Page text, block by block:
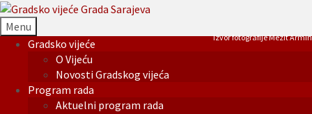
Menu
Gradsko vijeće
O Vijeću
Novosti Gradskog vijeća
Program rada
Aktuelni program rada
Izvor fotografije Mezit Armin